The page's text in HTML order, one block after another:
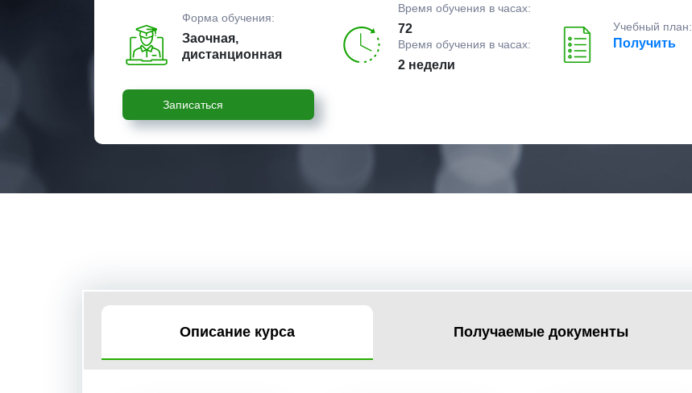
Форма обучения:
Заочная,
дистанционная
Время обучения в часах:
72
Время обучения в часах:
2 недели
Учебный план:
Получить
Записаться
Описание курса Получаемые документы